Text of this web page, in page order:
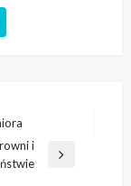
i